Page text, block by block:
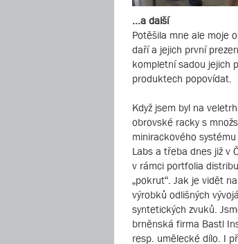
...a další
Potěšila mne ale moje
daří a jejich první
kompletní sadou jejich
produktech popovídat.
Když jsem byl na
obrovské racky s
minirackového
Labs a třeba dnes již v
v rámci portfolia
„pokrut“. Jak je vidět
výrobků odlišných
syntetických zvuků.
brněnská firma Bastl
resp. umělecké dílo. I